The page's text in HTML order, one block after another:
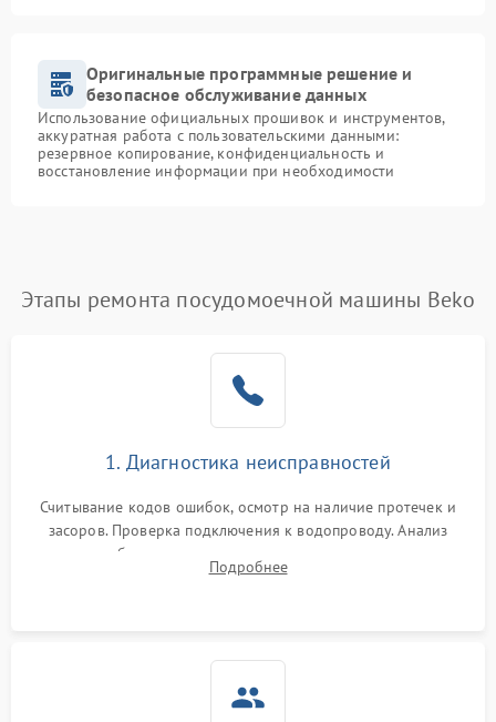
Оригинальные программные решение и
безопасное обслуживание данных
Использование официальных прошивок и инструментов,
аккуратная работа с пользовательскими данными:
резервное копирование, конфиденциальность и
восстановление информации при необходимости
Этапы ремонта посудомоечной машины Beko
1. Диагностика неисправностей
Считывание кодов ошибок, осмотр на наличие протечек и
засоров. Проверка подключения к водопроводу. Анализ
жалоб на отсутствие слива, нагрева, вращения
разбрызгивателей или срабатывание системы защиты
Подробнее